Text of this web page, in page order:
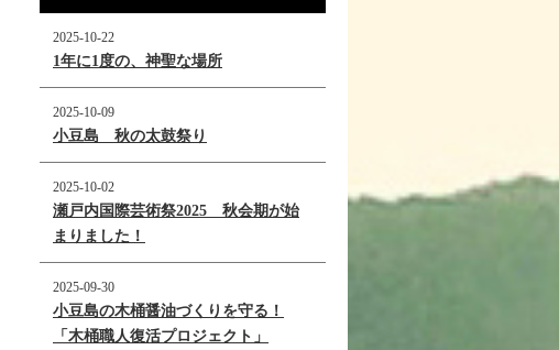
2025-10-22
1年に1度の、神聖な場所
2025-10-09
小豆島 秋の太鼓祭り
2025-10-02
瀬戸内国際芸術祭2025 秋会期が始
まりました！
2025-09-30
小豆島の木桶醤油づくりを守る！
「木桶職人復活プロジェクト」